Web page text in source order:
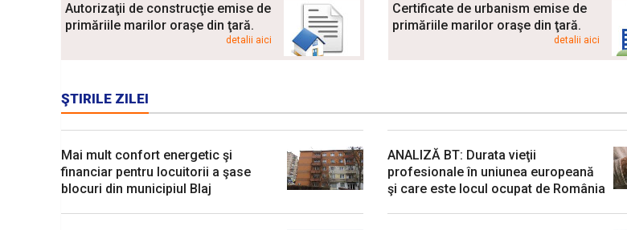
Autorizaţii de construcţie emise de
primăriile marilor oraşe din ţară.
detalii aici
Certificate de urbanism emise de
primăriile marilor oraşe din ţară.
detalii aici
ŞTIRILE ZILEI
Mai mult confort energetic şi
financiar pentru locuitorii a şase
blocuri din municipiul Blaj
ANALIZĂ BT: Durata vieţii
profesionale în uniunea europeană
şi care este locul ocupat de România